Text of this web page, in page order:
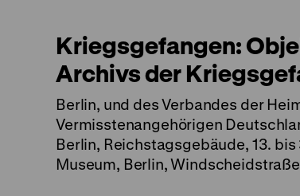
Kriegsgefangen:
Archivs der
Berlin, und des Verbandes der
Vermisstenangehörigen
Berlin, Reichstagsgebäude, 13.
Museum, Berlin,